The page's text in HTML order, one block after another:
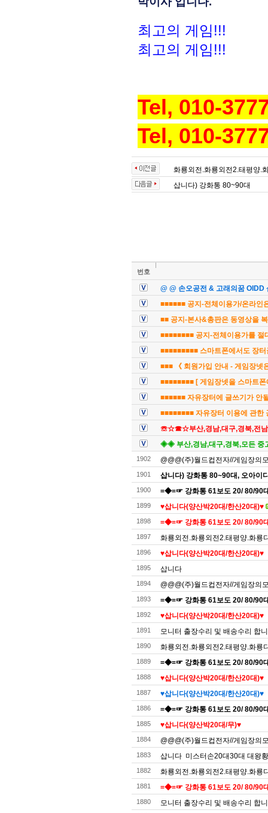
최고의 게임!!!
최고의 게임!!!
Tel, 010-
Tel, 010-
화룡외전.화룡외전2.태평양.
삽니다) 강화통 80~90대
번호
@ @ 손오공전 & 고래의꿈 OIDD
■■■■■■ 공지-전체이용가/온라인
■■ 공지-본사&총판은 동영상을
■■■■■■■■ 공지-전체이용가를 절
■■■■■■■■■ 스마트폰에서도 장
■■■ 《 회원가입 안내 - 게임장넷
■■■■■■■■ [ 게임장넷을 스마트
■■■■■■ 자유장터에 글쓰기가 안
■■■■■■■■ 자유장터 이용에 관한
☏☆☎☆부산,경남,대구,경북,전
◈◈ 부산,경남,대구,경북,모든
1902 @@@(주)월드컵전자//게임장의
1901 삽니다) 강화통 80~90대, 오아이
1900 =◆=☞ 강화통 61보도 20/ 80/90
1899 ♥️삽니다(양산박20대/한산20대)♥️
1898 =◆=☞ 강화통 61보도 20/ 80/90
1897 화룡외전.화룡외전2.태평양.화룡
1896 ♥️삽니다(양산박20대/한산20대)♥️
1895 삽니다
1894 @@@(주)월드컵전자//게임장의
1893 =◆=☞ 강화통 61보도 20/ 80/90
1892 ♥️삽니다(양산박20대/한산20대)♥️
1891 모니터 출장수리 및 배송수리 합
1890 화룡외전.화룡외전2.태평양.화룡
1889 =◆=☞ 강화통 61보도 20/ 80/90
1888 ♥️삽니다(양산박20대/한산20대)♥️
1887 ♥️삽니다(양산박20대/한산20대)♥️
1886 =◆=☞ 강화통 61보도 20/ 80/90
1885 ♥️삽니다(양산박20대/무)♥️
1884 @@@(주)월드컵전자//게임장의
1883 삽니다 미스터손20대30대 대왕
1882 화룡외전.화룡외전2.태평양.화룡
1881 =◆=☞ 강화통 61보도 20/ 80/90
1880 모니터 출장수리 및 배송수리 합